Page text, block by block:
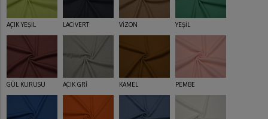
AÇIK YEŞİL LACİVERT VİZON YEŞİL
GÜL KURUSU AÇIK GRİ KAMEL PEMBE